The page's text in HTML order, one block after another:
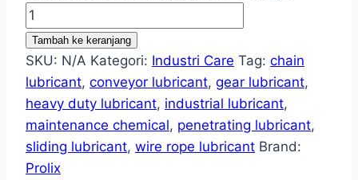
Tambah ke keranjang
SKU: N/A Kategori: Industri Care Tag: chain
lubricant, conveyor lubricant, gear lubricant,
heavy duty lubricant, industrial lubricant,
maintenance chemical, penetrating lubricant,
sliding lubricant, wire rope lubricant Brand:
Prolix